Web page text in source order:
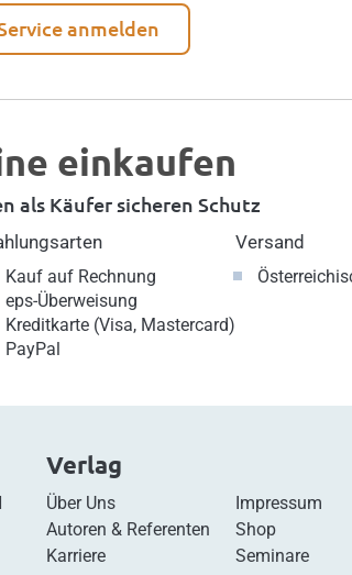
anmelden
einkaufen
als Käufer sicheren Schutz
Kauf auf Rechnung
eps-Überweisung
Kreditkarte (Visa, Mastercard)
PayPal
Versand
Verlag
Über Uns
Autoren & Referenten
Karriere
Impressum
Shop
Seminare